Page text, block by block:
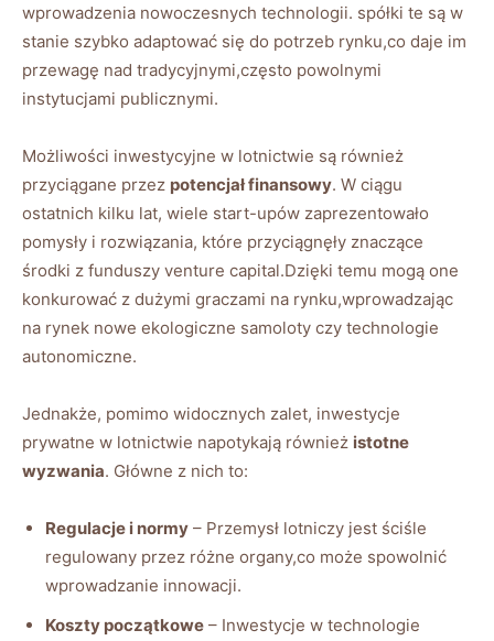
wprowadzenia nowoczesnych technologii. spółki te są w
stanie szybko adaptować się do potrzeb rynku,co daje im
przewagę nad tradycyjnymi,często powolnymi
instytucjami publicznymi.
Możliwości inwestycyjne w lotnictwie są również
przyciągane przez potencjał finansowy. W ciągu
ostatnich kilku lat, wiele start-upów zaprezentowało
pomysły i rozwiązania, które przyciągnęły znaczące
środki z funduszy venture capital.Dzięki temu mogą one
konkurować z dużymi graczami na rynku,wprowadzając
na rynek nowe ekologiczne samoloty czy technologie
autonomiczne.
Jednakże, pomimo widocznych zalet, inwestycje
prywatne w lotnictwie napotykają również istotne
wyzwania. Główne z nich to:
Regulacje i normy – Przemysł lotniczy jest ściśle
regulowany przez różne organy,co może spowolnić
wprowadzanie innowacji.
Koszty początkowe – Inwestycje w technologie